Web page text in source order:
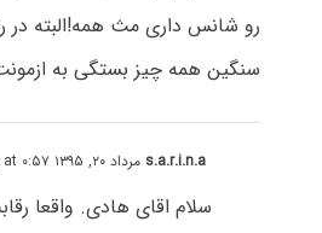
رو شانس داری مث همه!البته در
سنگین همه چیز بستگی به
s.a.r.i.n.a مرداد ۲۰, ۱۳۹۵ at ۰:۵۷ ق٫ظ
سلام اقای هادی. واقعا